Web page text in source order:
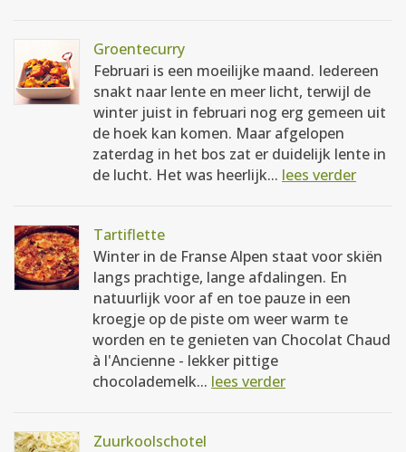
Groentecurry
Februari is een moeilijke maand. Iedereen
snakt naar lente en meer licht, terwijl de
winter juist in februari nog erg gemeen uit
de hoek kan komen. Maar afgelopen
zaterdag in het bos zat er duidelijk lente in
de lucht. Het was heerlijk... lees verder
Tartiflette
Winter in de Franse Alpen staat voor skiën
langs prachtige, lange afdalingen. En
natuurlijk voor af en toe pauze in een
kroegje op de piste om weer warm te
worden en te genieten van Chocolat Chaud
à l'Ancienne - lekker pittige
chocolademelk... lees verder
Zuurkoolschotel